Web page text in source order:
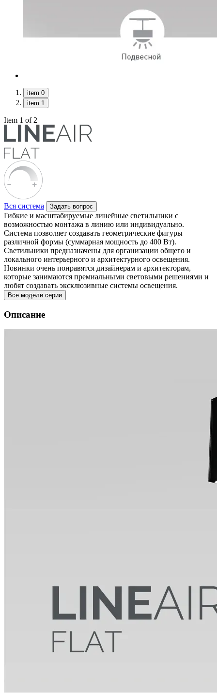
item 0
item 1
Item 1 of 2
Вся система Задать вопрос
Гибкие и масштабируемые линейные светильники с
возможностью монтажа в линию или индивидуально.
Система позволяет создавать геометрические фигуры
различной формы (суммарная мощность до 400 Вт).
Светильники предназначены для организации общего и
локального интерьерного и архитектурного освещения.
Новинки очень понравятся дизайнерам и архитекторам,
которые занимаются премиальными световыми решениями и
любят создавать эксклюзивные системы освещения.
Все модели серии
Описание